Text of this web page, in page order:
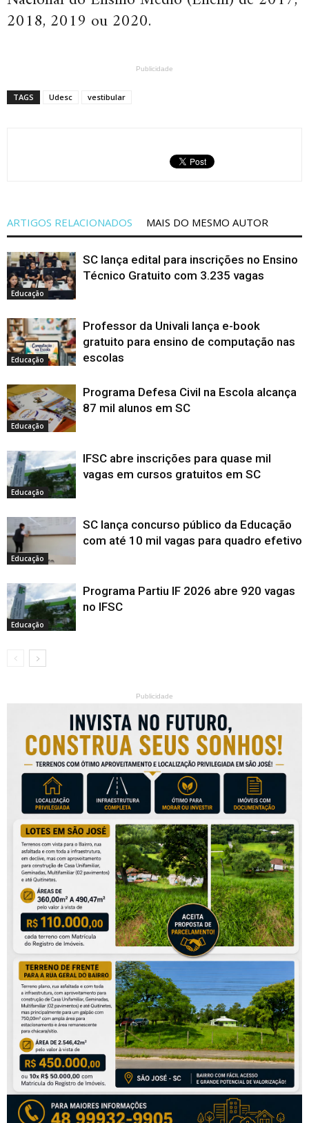
2018, 2019 ou 2020.
Publicidade
TAGS Udesc vestibular
ARTIGOS RELACIONADOS MAIS DO MESMO AUTOR
Educação
SC lança edital para inscrições no Ensino
Técnico Gratuito com 3.235 vagas
Educação
Professor da Univali lança e-book
gratuito para ensino de computação nas
escolas
Educação
Programa Defesa Civil na Escola alcança
87 mil alunos em SC
Educação
IFSC abre inscrições para quase mil
vagas em cursos gratuitos em SC
Educação
SC lança concurso público da Educação
com até 10 mil vagas para quadro efetivo
Educação
Programa Partiu IF 2026 abre 920 vagas
no IFSC
Publicidade